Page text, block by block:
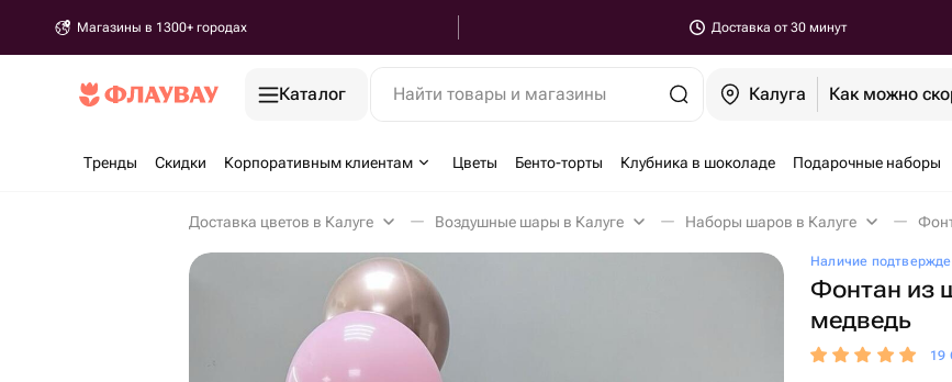
Магазины в 1300+ городах Доставка от 30 минут
Каталог Найти товары и магазины Калуга Как можно
Тренды Скидки Корпоративным клиентам Цветы Бенто-торты Клубника в шоколаде Подарочные наборы
Доставка цветов в Калуге Воздушные шары в Калуге Наборы шаров в Калуге
Наличие
Фонтан из
медведь
19